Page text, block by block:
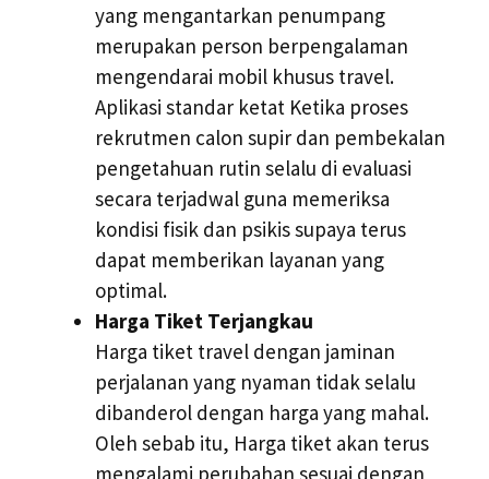
yang mengantarkan penumpang
merupakan person berpengalaman
mengendarai mobil khusus travel.
Aplikasi standar ketat Ketika proses
rekrutmen calon supir dan pembekalan
pengetahuan rutin selalu di evaluasi
secara terjadwal guna memeriksa
kondisi fisik dan psikis supaya terus
dapat memberikan layanan yang
optimal.
Harga Tiket Terjangkau
Harga tiket travel dengan jaminan
perjalanan yang nyaman tidak selalu
dibanderol dengan harga yang mahal.
Oleh sebab itu, Harga tiket akan terus
mengalami perubahan sesuai dengan